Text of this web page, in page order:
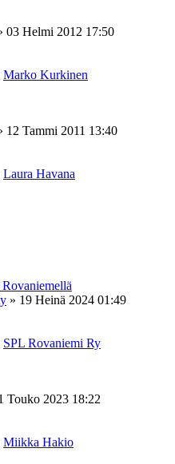
03 Helmi 2012 17:50
Marko Kurkinen
12 Tammi 2011 13:40
Laura Havana
» 19 Heinä 2024 01:49
SPL Rovaniemi Ry
Touko 2023 18:22
Miikka Hakio